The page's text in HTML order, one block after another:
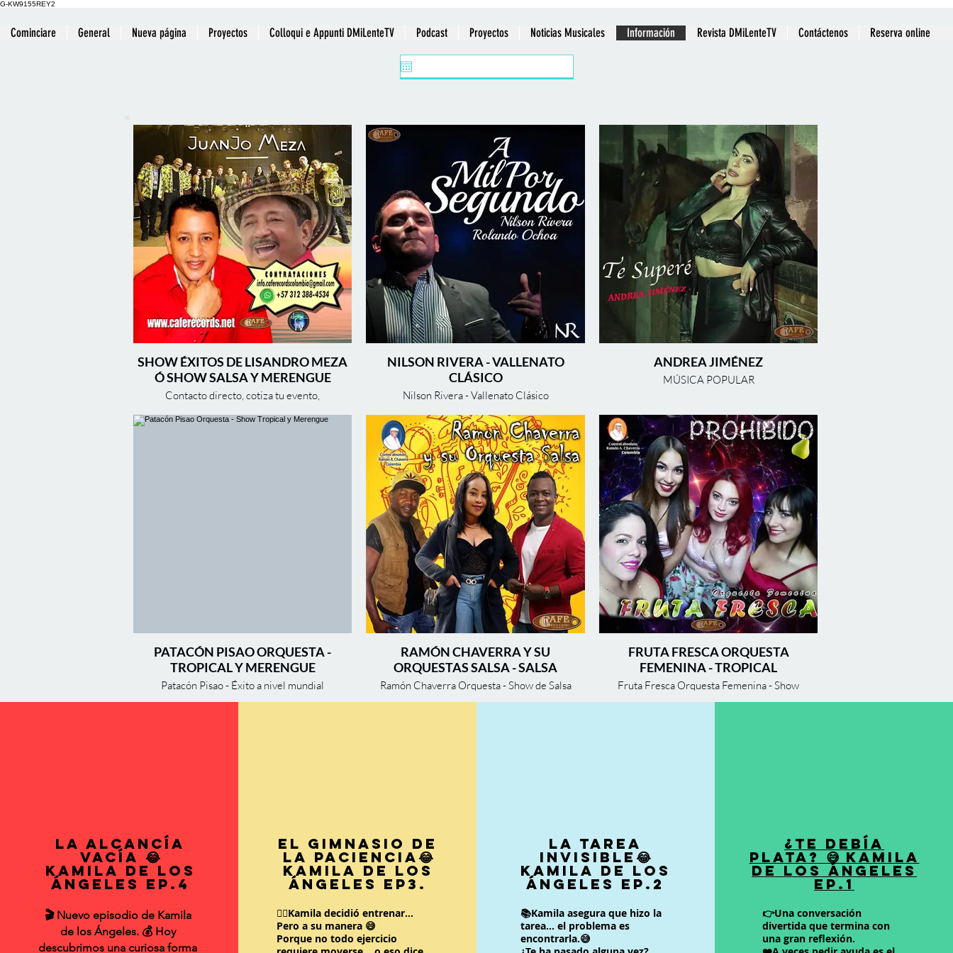
G-KW9155REY2
Cominciare General Nueva página Proyectos Colloqui e Appunti DMiLenteTV Podcast Proyectos Noticias Musicales Información Revista DMiLenteTV Contáctenos Reserva online
SHOW ÉXITOS DE LISANDRO MEZA
Ó SHOW SALSA Y MERENGUE
Contacto directo, cotiza tu evento,
WhatsApp +57 312 388-4534
NILSON RIVERA - VALLENATO
CLÁSICO
Nilson Rivera - Vallenato Clásico
ANDREA JIMÉNEZ
MÚSICA POPULAR
PATACÓN PISAO ORQUESTA -
TROPICAL Y MERENGUE
Patacón Pisao - Éxito a nivel mundial
RAMÓN CHAVERRA Y SU
ORQUESTAS SALSA - SALSA
Ramón Chaverra Orquesta - Show de Salsa
FRUTA FRESCA ORQUESTA
FEMENINA - TROPICAL
Fruta Fresca Orquesta Femenina - Show
La Alcancía
Vacía 😂
Kamila de los
Ángeles EP.4
🎬 Nuevo episodio de Kamila
de los Ángeles. 💰 Hoy
descubrimos una curiosa forma
El Gimnasio de
la Paciencia😂
Kamila de los
Ángeles EP3.
🏋️‍♀️Kamila decidió entrenar...
Pero a su manera 😅
Porque no todo ejercicio
La Tarea
Invisible😂
Kamila de los
Ángeles EP.2
📚Kamila asegura que hizo la
tarea... el problema es
encontrarla.😅
¿Te Debía
Plata? 😅 Kamila
de los Ángeles
EP.1
👉Una conversación
divertida que termina con
una gran reflexión.